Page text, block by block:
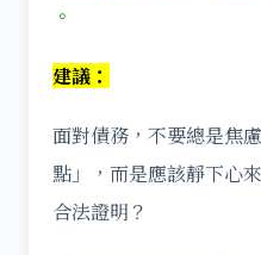
。
建議：
面對債務，不要總是焦
點」，而是應該靜下心
合法證明？